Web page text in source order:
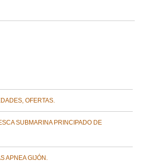
OFERTAS.
SUBMARINA PRINCIPADO DE
APNEA GIJÓN.